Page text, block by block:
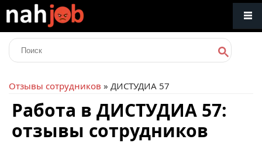
Отзывы сотрудников » ДИСТУДИА 57
Работа в ДИСТУДИА 57:
отзывы сотрудников